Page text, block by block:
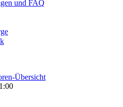
und FAQ
Übersicht